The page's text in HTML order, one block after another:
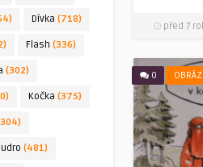
Dívka (718)
Flash (336)
(302)
Kočka (375)
(481)
před 7
0